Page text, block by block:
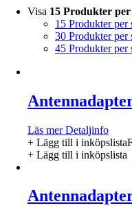
Visa 15 Produkter per
15 Produkter per
30 Produkter per
45 Produkter per
Läs merDetaljinfo
+ Lägg till i inköpslista
+ Lägg till i inköpslista